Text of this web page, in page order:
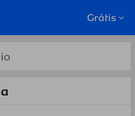
Grátis
online
em